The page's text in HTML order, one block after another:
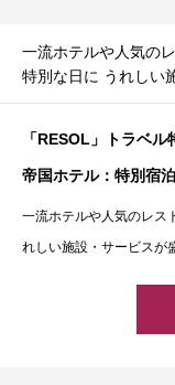
一流ホテルや人気の
特別な日に うれしい
「RESOL」トラベル
帝国ホテル：特別宿
一流ホテルや人気のレス
れしい施設・サービスが